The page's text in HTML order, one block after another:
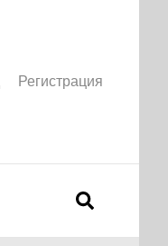
Регистрация